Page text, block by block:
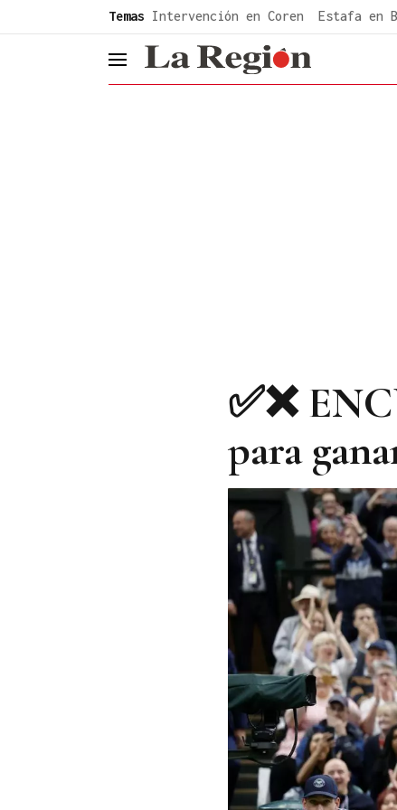
Temas Intervención en Coren Estafa en
header.menu.open
✅❌
para